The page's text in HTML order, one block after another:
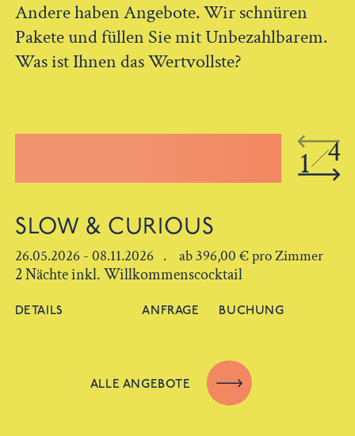
Andere haben Angebote. Wir schnüren
Pakete und füllen Sie mit Unbezahlbarem.
Was ist Ihnen das Wertvollste?
1 4
SLOW & CURIOUS
26.05.2026 - 08.11.2026 . ab 396,00 € pro Zimmer
2 Nächte inkl. Willkommenscocktail
DETAILS ANFRAGE BUCHUNG
ALLE ANGEBOTE